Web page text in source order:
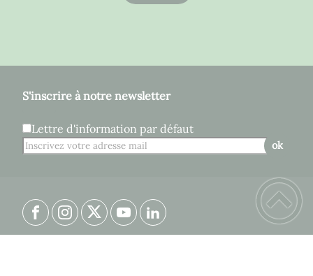
S'inscrire à notre newsletter
Lettre d'information par défaut
ok